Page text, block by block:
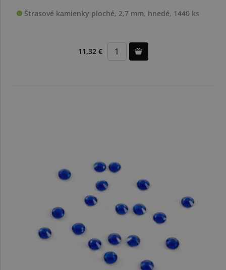
Štrasové kamienky ploché, 2,7 mm, hnedé, 1440 ks
11,32 €